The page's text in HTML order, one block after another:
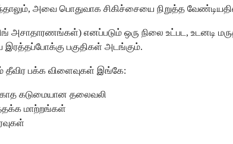
அவை பொதுவாக சிகிச்சையை நிறுத்த
அசாதாரணங்கள்) எனப்படும் ஒரு நிலை உட்பட, உடனடி
பகுதிகள் அடங்கும்.
தீவிர பக்க விளைவுகள் இங்கே:
கடுமையான தலைவலி
மாற்றங்கள்